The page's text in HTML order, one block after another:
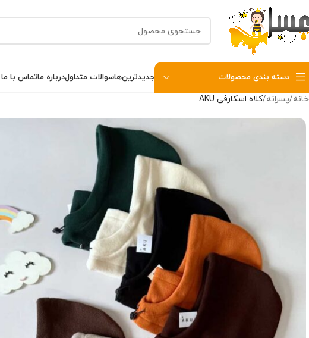
دسته بندی محصولات جدیدترین‌هاسوالات متداولدرباره ماتماس با ما
خانه پسرانه کلاه اسکارفی AKU